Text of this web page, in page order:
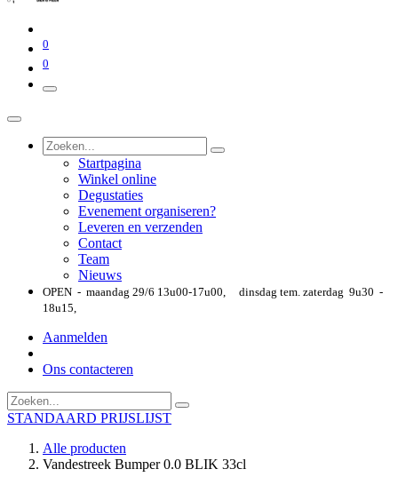
0
0
Startpagina
Winkel online
Degustaties
Evenement organiseren?
Leveren en verzenden
Contact
Team
Nieuws
OPEN - maandag 29/6 13u00-17u00, dinsdag tem. zaterdag 9u30 -
18u15,
Aanmelden
Ons contacteren
STANDAARD PRIJSLIJST
Alle producten
Vandestreek Bumper 0.0 BLIK 33cl